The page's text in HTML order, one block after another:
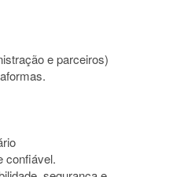
e parceiros)
confiável.